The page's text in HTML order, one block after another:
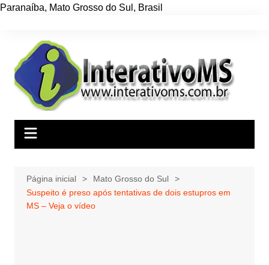
Paranaíba, Mato Grosso do Sul , Brasil
conteúdo
Página inicial
Mato Grosso do Sul
Suspeito é preso após tentativas de dois estupros em
MS – Veja o vídeo